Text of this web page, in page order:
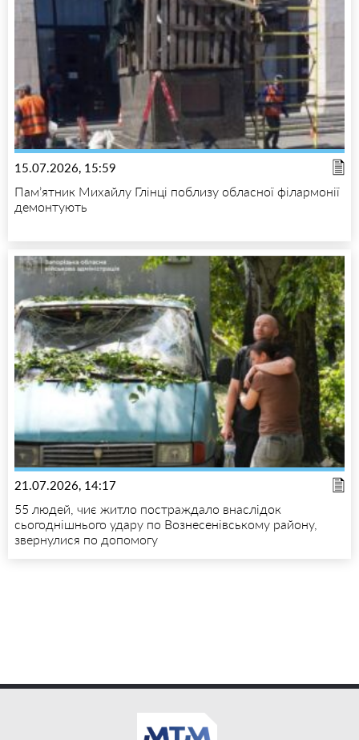
15.07.2026, 15:59
Пам’ятник Михайлу Глінці поблизу обласної філармонії
демонтують
21.07.2026, 14:17
55 людей, чиє житло постраждало внаслідок
сьогоднішнього удару по Вознесенівському району,
звернулися по допомогу